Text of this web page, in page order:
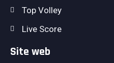
Top Volley
Live Score
Site web